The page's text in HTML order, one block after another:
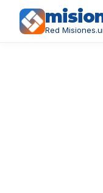
Red